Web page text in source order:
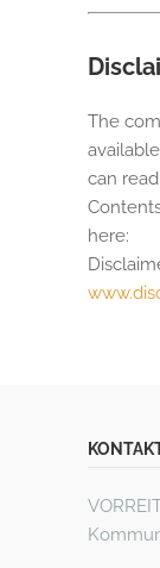
The
can
here: